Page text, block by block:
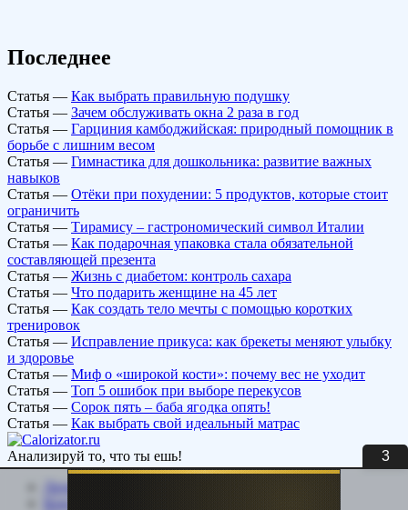
3
Последнее
Статья — Как выбрать правильную подушку
Статья — Зачем обслуживать окна 2 раза в год
Статья — Гарциния камбоджийская: природный помощник в
борьбе с лишним весом
Статья — Гимнастика для дошкольника: развитие важных
навыков
Статья — Отёки при похудении: 5 продуктов, которые стоит
ограничить
Статья — Тирамису – гастрономический символ Италии
Статья — Как подарочная упаковка стала обязательной
составляющей презента
Статья — Жизнь с диабетом: контроль сахара
Статья — Что подарить женщине на 45 лет
Статья — Как создать тело мечты с помощью коротких
тренировок
Статья — Исправление прикуса: как брекеты меняют улыбку
и здоровье
Статья — Миф о «широкой кости»: почему вес не уходит
Статья — Топ 5 ошибок при выборе перекусов
Статья — Сорок пять – баба ягодка опять!
Статья — Как выбрать свой идеальный матрас
Анализируй то, что ты ешь!
Личный кабинет